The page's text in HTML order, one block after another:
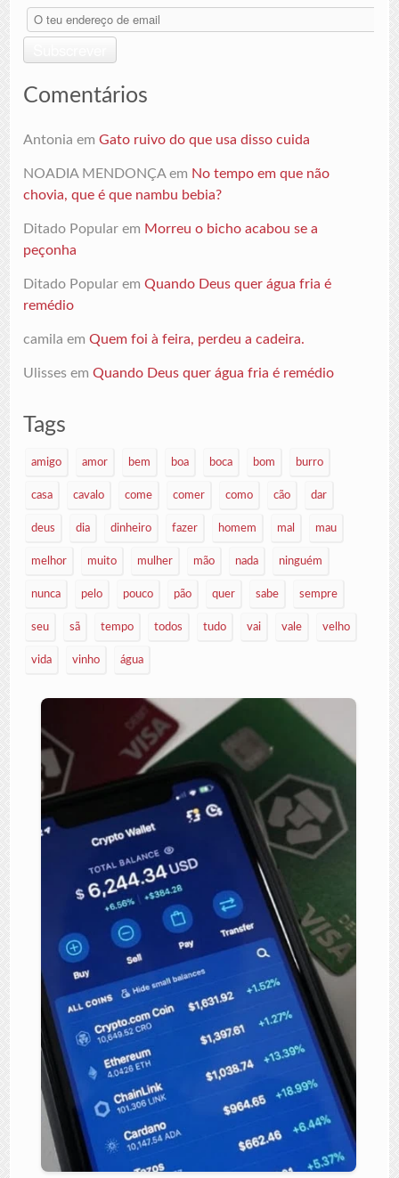
O
teu
de
email
Comentários
Antonia emGato ruivo do que usa disso cuida
NOADIA MENDONÇAem No tempo em que não
chovia, que é que nambu bebia?
Ditado Popular em Morreu o bicho acabou se a
peçonha
Ditado Popular emQuando Deus quer água fria é
remédio
camila emQuem foi à feira, perdeu a cadeira.
Ulisses emQuando Deus quer água fria é remédio
Tags
amigo amor bem boa boca bom burro
casa cavalo come comer como cão dar
deus dia dinheiro fazer homem mal mau
melhor muito mulher mão nada ninguém
nunca pelo pouco pão quer sabe sempre
seu sã tempo todos tudo vai vale velho
vida vinho água